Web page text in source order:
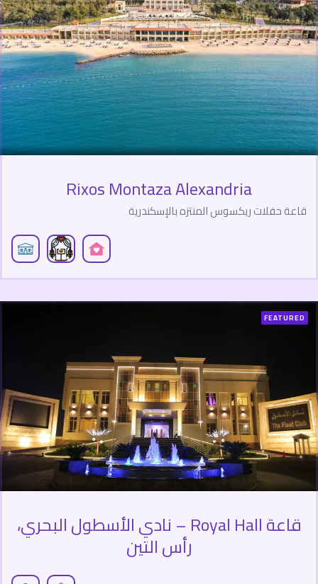
Rixos Montaza Alexandria
قاعة حفلات ريكسوس المنتزه بالإسكندرية
FEATURED
قاعة Royal Hall – نادي الأسطول البحري،
رأس التين